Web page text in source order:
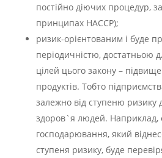
постійно діючих процедур,
принципах НАССР);
ризик-орієнтованим і буде
періодичністю, достатньою
цілей цього закону –
продуктів. Тобто
залежно від ступеню ризику
здоров`я людей. Наприклад,
господарювання, який
ступеня ризику, буде